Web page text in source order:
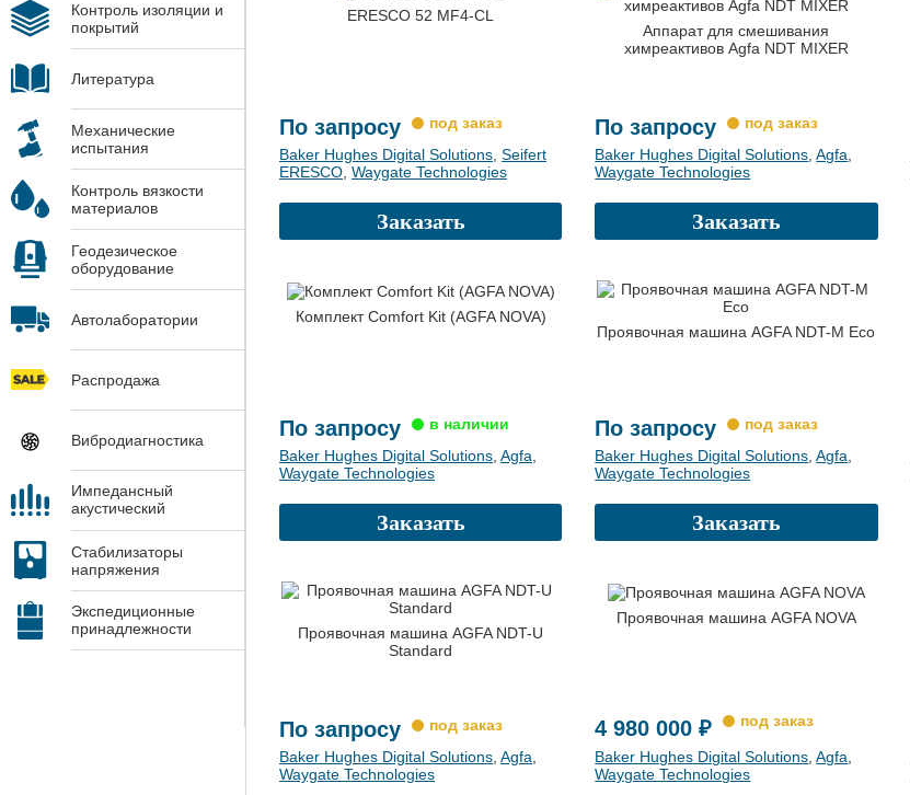
Контроль изоляции и
покрытий
Литература
Механические
испытания
Контроль вязкости
материалов
Геодезическое
оборудование
Автолаборатории
Распродажа
Вибродиагностика
Импедансный
акустический
Стабилизаторы
напряжения
Экспедиционные
принадлежности
ERESCO 52 MF4-СL
По запросу
Baker Hughes Digital Solutions, Seifert
ERESCO, Waygate Technologies
Заказать
Аппарат для смешивания
химреактивов Agfa NDT MIXER
По запросу
Baker Hughes Digital Solutions,Agfa,
Waygate Technologies
Заказать
Комплект Comfort Kit (AGFA NOVA)
По запросу
Baker Hughes Digital Solutions, Agfa,
Waygate Technologies
Заказать
Проявочная машина AGFA NDT-M Eco
По запросу
Baker Hughes Digital Solutions,Agfa,
Waygate Technologies
Заказать
Проявочная машина AGFA NDT-U
Standard
По запросу
Baker Hughes Digital Solutions, Agfa,
Waygate Technologies
Проявочная машина AGFA NOVA
4 980 000 ₽
Baker Hughes Digital Solutions,Agfa,
Waygate Technologies